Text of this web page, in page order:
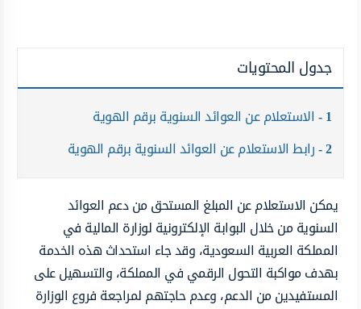
جدول المحتويات
1 الاستعلام عن العوائد السنوية برقم الهوية
2 رابط الاستعلام عن العوائد السنوية برقم الهوية
يمكن الاستعلام عن المبلغ المستحق من دعم العوائد
السنوية من خلال البوابة الإلكترونية لوزارة المالية في
المملكة العربية السعودية، وقد جاء استحداث هذه الخدمة
بهدف مواكبة التحول الرقمي في المملكة، والتسهيل على
المستفيدين من الدعم، وعدم حاجتهم لمراجعة فروع الوزارة